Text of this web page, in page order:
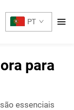
PT
para
essenciais